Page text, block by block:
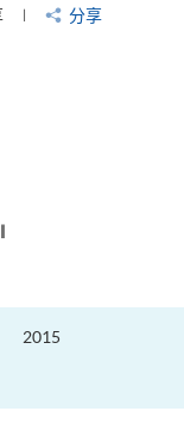
校友及学生分享
2015